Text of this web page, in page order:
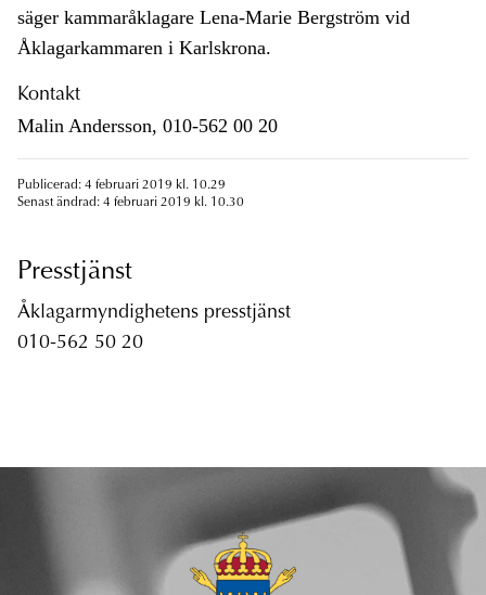
säger kammaråklagare Lena-Marie Bergström vid
Åklagarkammaren i Karlskrona.
Kontakt
Malin Andersson, 010-562 00 20
Publicerad: 4 februari 2019 kl. 10.29
Senast ändrad: 4 februari 2019 kl. 10.30
Presstjänst
Åklagarmyndighetens presstjänst
010-562 50 20